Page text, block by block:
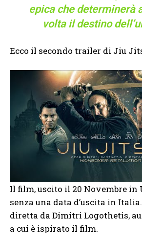
epica che determinerà
volta il destino
Ecco il secondo trailer di Jiu
Il film, uscito il 20 Novembre in
senza una data d’uscita in
diretta da Dimitri Logothetis,
a cui è ispirato il film.